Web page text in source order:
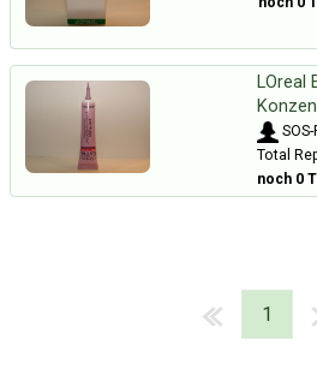
LOreal
Total
noch 0
1